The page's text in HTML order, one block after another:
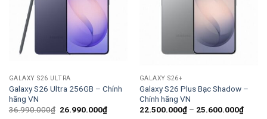
GALAXY S26 ULTRA
Galaxy S26 Ultra 256GB – Chính
hãng VN
36.990.000₫ Giá
26.990.000₫Giá
hiện
GALAXY S26+
Galaxy S26 Plus Bạc Shadow –
Chính hãng VN
22.500.000₫ – 25.600.000₫
giá: